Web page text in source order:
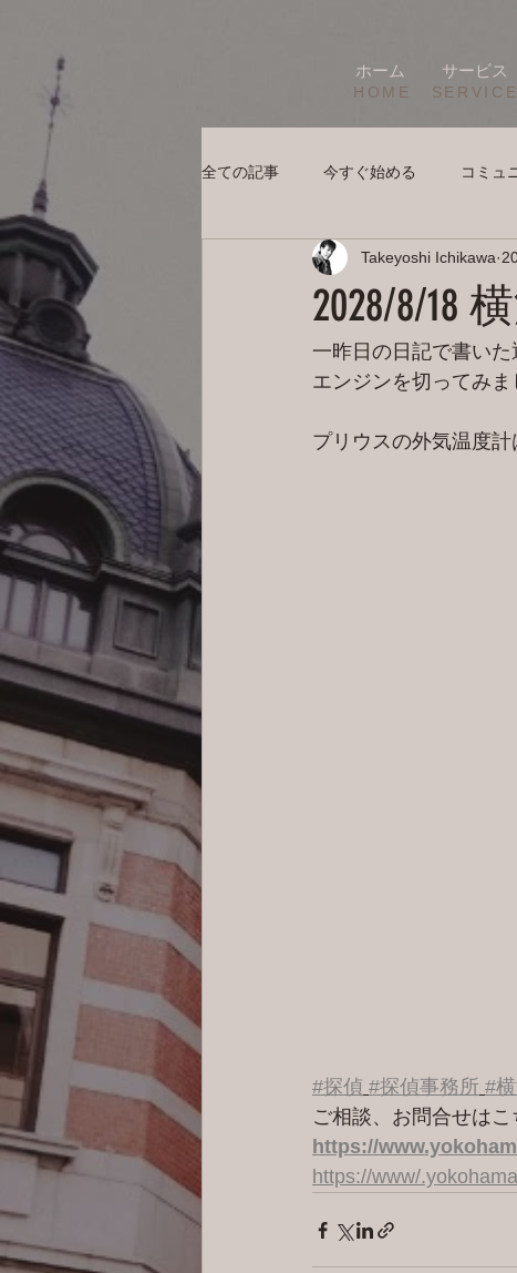
ホーム サービス
HOME SERVICE
全ての記事 今すぐ始める コミュ
2028/8/18
Takeyoshi Ichikawa
一昨日の日記で書い
エンジンを切ってみ
プリウスの外気温度
#探偵 #探偵事務所 #
ご相談、お問合せはこ
https://
https://www/